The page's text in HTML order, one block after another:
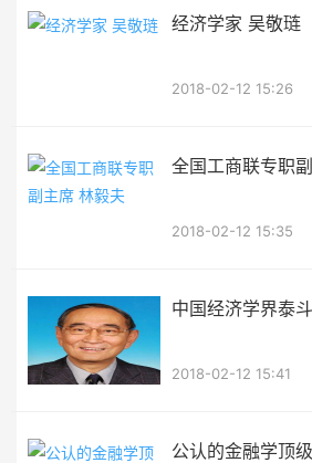
经济学家 吴敬琏
2018-02-12 15:26
2018-02-12 15:35
中国经济学界泰
2018-02-12 15:41